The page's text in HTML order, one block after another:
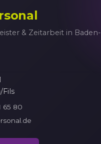
& Zeitarbeit in Baden-
Fils
65 80